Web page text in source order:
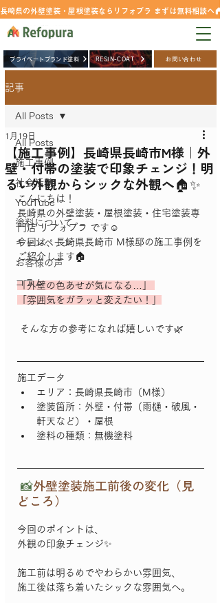
プライベートブランド塗料 RESIN-COAT お問い合わせ
長崎県の外壁塗装・屋根塗装ならリフォプラ まずは無料相談へ
記事
All Posts
施工事例
社会活動
YouTube
塗料について
キャンペーン
お客様の声
コラム
All Posts
【施工事例】長崎県長崎市M様｜外
壁・付帯の塗装で印象チェンジ！明
るい外観からシックな外観へ🏠✨
1月19日
こんにちは！
長崎県の外壁塗装・屋根塗装・住宅塗装専
門店 リフォプラ です☺️
今回は、長崎県長崎市 M様邸の施工事例を
ご紹介します🏠
「外壁の色あせが気になる…」
「雰囲気をガラッと変えたい！」
そんな方の参考になれば嬉しいです🌿
施工データ
塗装箇所：外壁・付帯（雨樋・破風・
塗料の種類：無機塗料
📸外壁塗装施工前後の変化（見
どころ）
今回のポイントは、
外観の印象チェンジ✨
施工前は明るめでやわらかい雰囲気、
施工後は落ち着いたシックな雰囲気へ。